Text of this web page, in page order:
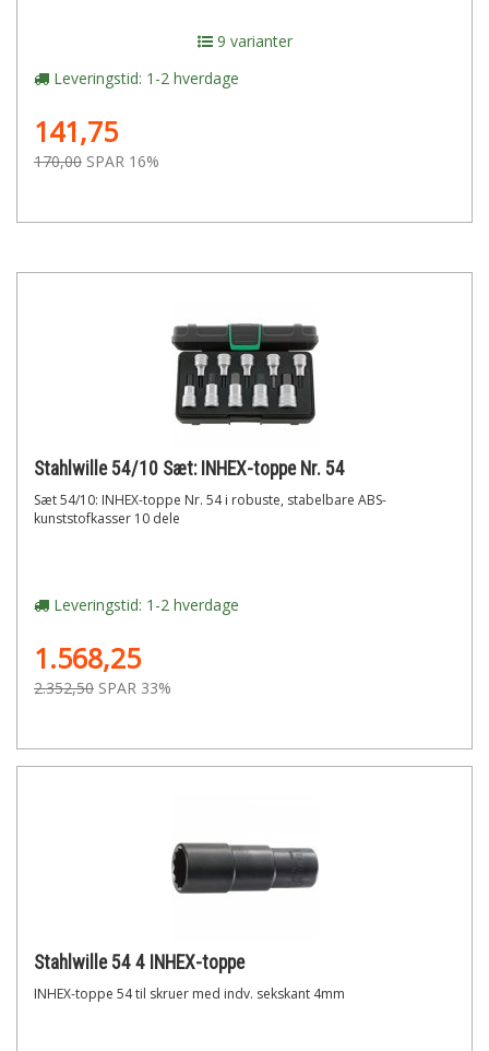
9 varianter
Leveringstid: 1-2 hverdage
141,75
170,00 SPAR 16%
Stahlwille 54/10 Sæt: INHEX-toppe Nr. 54
Sæt 54/10: INHEX-toppe Nr. 54 i robuste, stabelbare ABS-
kunststofkasser 10 dele
Leveringstid: 1-2 hverdage
1.568,25
2.352,50 SPAR 33%
Stahlwille 54 4 INHEX-toppe
INHEX-toppe 54 til skruer med indv. sekskant 4mm